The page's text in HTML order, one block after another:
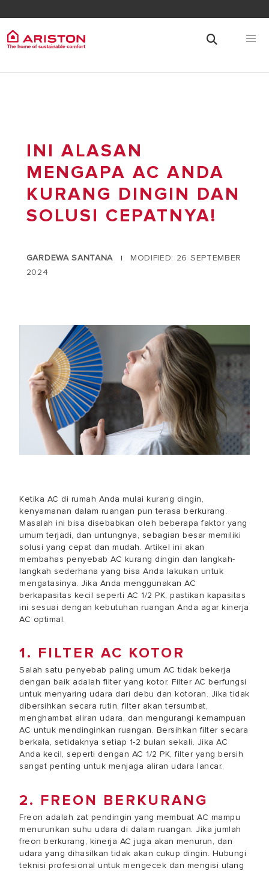
INI ALASAN
MENGAPA AC ANDA
KURANG DINGIN DAN
SOLUSI CEPATNYA!
GARDEWA SANTANA |
MODIFIED: 26 SEPTEMBER
2024
Ketika AC di rumah Anda mulai kurang dingin,
kenyamanan dalam ruangan pun terasa berkurang.
Masalah ini bisa disebabkan oleh beberapa faktor yang
umum terjadi, dan untungnya, sebagian besar memiliki
solusi yang cepat dan mudah. Artikel ini akan
membahas penyebab AC kurang dingin dan langkah-
langkah sederhana yang bisa Anda lakukan untuk
mengatasinya. Jika Anda menggunakan AC
berkapasitas kecil seperti AC 1/2 PK, pastikan kapasitas
ini sesuai dengan kebutuhan ruangan Anda agar kinerja
AC optimal.
1. FILTER AC KOTOR
Salah satu penyebab paling umum AC tidak bekerja
dengan baik adalah filter yang kotor. Filter AC berfungsi
untuk menyaring udara dari debu dan kotoran. Jika tidak
dibersihkan secara rutin, filter akan tersumbat,
menghambat aliran udara, dan mengurangi kemampuan
AC untuk mendinginkan ruangan. Bersihkan filter secara
berkala, setidaknya setiap 1-2 bulan sekali. Jika AC
Anda kecil, seperti dengan AC 1/2 PK, filter yang bersih
sangat penting untuk menjaga aliran udara lancar.
2. FREON BERKURANG
Freon adalah zat pendingin yang membuat AC mampu
menurunkan suhu udara di dalam ruangan. Jika jumlah
freon berkurang, kinerja AC juga akan menurun, dan
udara yang dihasilkan tidak akan cukup dingin. Hubungi
teknisi profesional untuk mengecek dan mengisi ulang